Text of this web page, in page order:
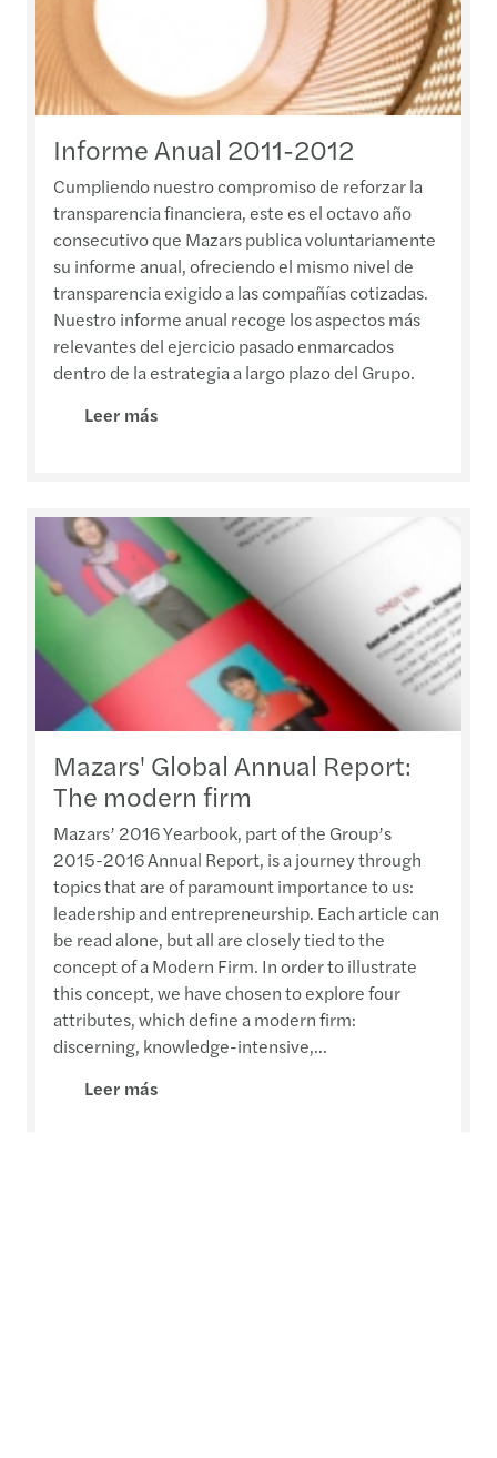
Informe Anual 2011-2012
Cumpliendo nuestro compromiso de reforzar la
transparencia financiera, este es el octavo año
consecutivo que Mazars publica voluntariamente
su informe anual, ofreciendo el mismo nivel de
transparencia exigido a las compañías cotizadas.
Nuestro informe anual recoge los aspectos más
relevantes del ejercicio pasado enmarcados
dentro de la estrategia a largo plazo del Grupo.
Leer más
Mazars' Global Annual Report:
The modern firm
Mazars’ 2016 Yearbook, part of the Group’s
2015-2016 Annual Report, is a journey through
topics that are of paramount importance to us:
leadership and entrepreneurship. Each article can
be read alone, but all are closely tied to the
concept of a Modern Firm. In order to illustrate
this concept, we have chosen to explore four
attributes, which define a modern firm:
discerning, knowledge-intensive,...
Leer más